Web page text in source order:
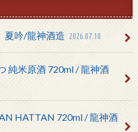
吟/龍神酒造 2026.07.10
純米原酒 720ml / 龍神酒
HATTAN 720ml / 龍神酒